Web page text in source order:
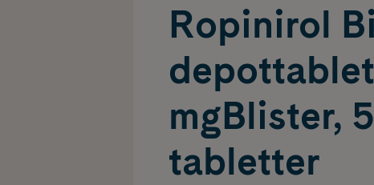
Ropinirol
mgBlister,
tabletter